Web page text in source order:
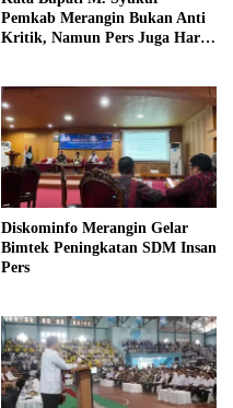
Pemkab Merangin Bukan Anti
Kritik, Namun Pers Juga Harus
Diskominfo Merangin Gelar
Bimtek Peningkatan SDM Insan
Pers